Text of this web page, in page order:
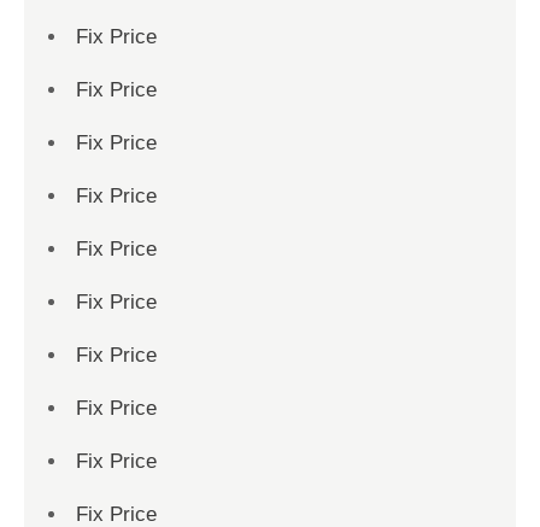
Fix Price
Fix Price
Fix Price
Fix Price
Fix Price
Fix Price
Fix Price
Fix Price
Fix Price
Fix Price